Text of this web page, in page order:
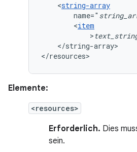
<string-array
name="
<item
>
</string-array>
</resources>
Elemente:
<resources>
Erforderlich. Dies
sein.